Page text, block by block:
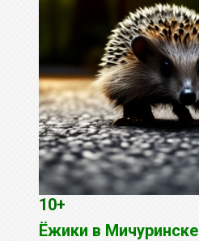
10+
Ёжики в Мичуринске